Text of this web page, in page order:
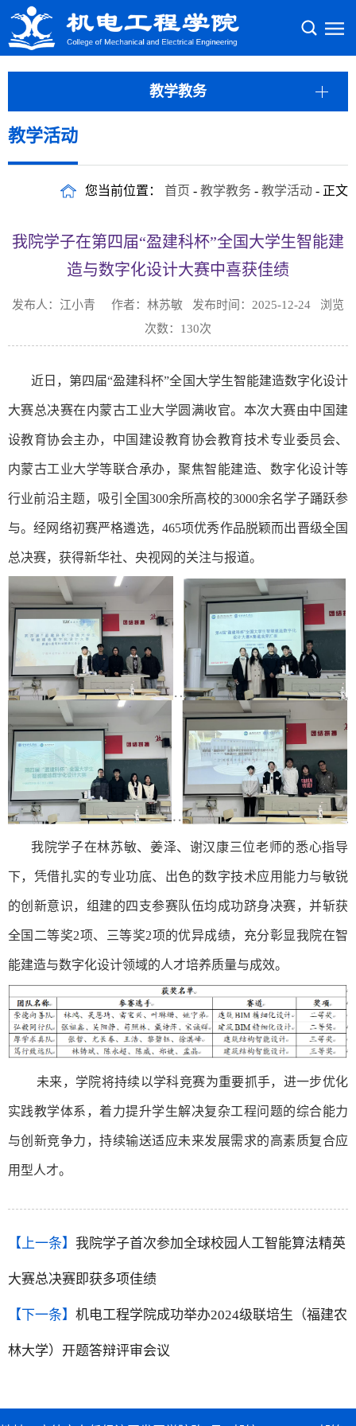
教学教务
教学活动
您当前位置： 首页 - 教学教务 - 教学活动 - 正文
我院学子在第四届“盈建科杯”全国大学生智能建
造与数字化设计大赛中喜获佳绩
发布人：江小青 作者：林苏敏 发布时间：2025-12-24 浏览
次数： 130次
近日，第四届“盈建科杯”全国大学生智能建造数字化设计
大赛总决赛在内蒙古工业大学圆满收官。本次大赛由中国建
设教育协会主办，中国建设教育协会教育技术专业委员会、
内蒙古工业大学等联合承办，聚焦智能建造、数字化设计等
行业前沿主题，吸引全国300余所高校的3000余名学子踊跃参
与。经网络初赛严格遴选，465项优秀作品脱颖而出晋级全国
总决赛，获得新华社、央视网的关注与报道。
我院学子在林苏敏、姜泽、谢汉康三位老师的悉心指导
下，凭借扎实的专业功底、出色的数字技术应用能力与敏锐
的创新意识，组建的四支参赛队伍均成功跻身决赛，并斩获
全国二等奖2项、三等奖2项的优异成绩，充分彰显我院在智
能建造与数字化设计领域的人才培养质量与成效。
未来，学院将持续以学科竞赛为重要抓手，进一步优化
实践教学体系，着力提升学生解决复杂工程问题的综合能力
与创新竞争力，持续输送适应未来发展需求的高素质复合应
用型人才。
【上一条】 我院学子首次参加全球校园人工智能算法精英
大赛总决赛即获多项佳绩
【下一条】 机电工程学院成功举办2024级联培生（福建农
林大学）开题答辩评审会议